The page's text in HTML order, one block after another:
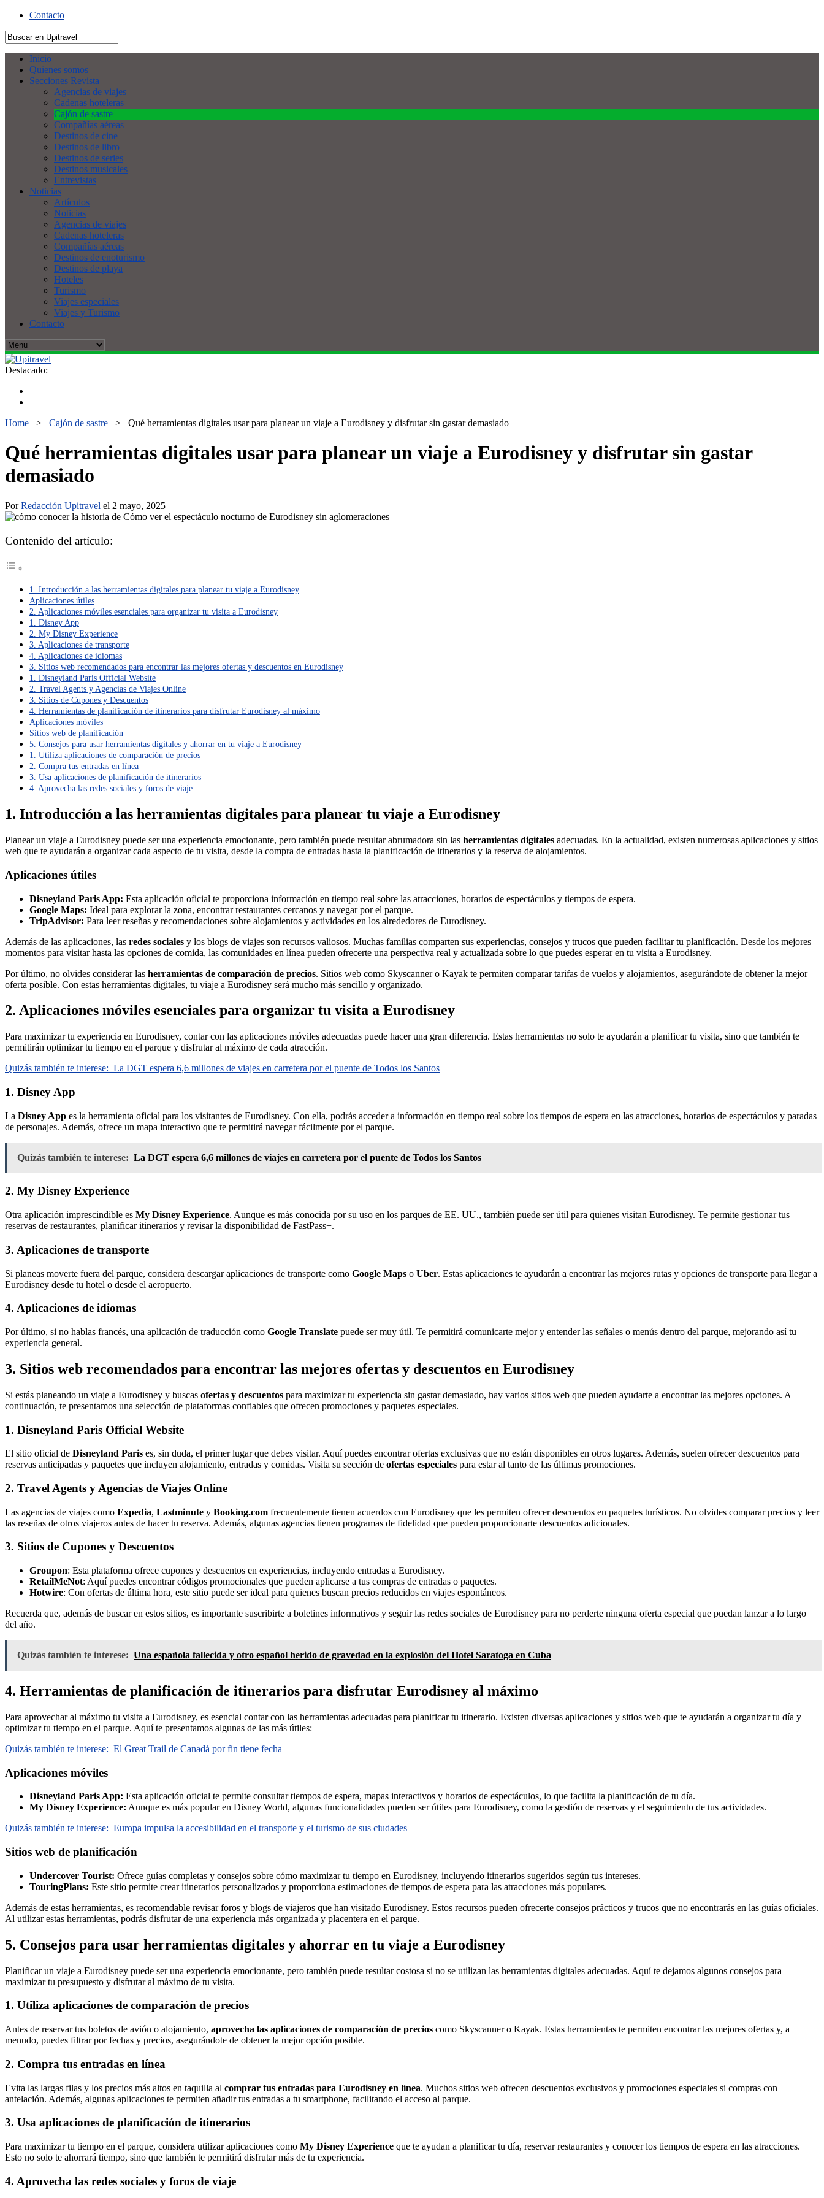
Contacto
Inicio
Quienes somos
Secciones Revista
Agencias de viajes
Cadenas hoteleras
Cajón de sastre
Compañías aéreas
Destinos de cine
Destinos de libro
Destinos de series
Destinos musicales
Entrevistas
Noticias
Artículos
Noticias
Agencias de viajes
Cadenas hoteleras
Compañías aéreas
Destinos de enoturismo
Destinos de playa
Hoteles
Turismo
Viajes especiales
Viajes y Turismo
Contacto
Destacado:
Home > Cajón de sastre > Qué herramientas digitales usar para planear un viaje a Eurodisney y disfrutar sin gastar demasiado
Qué herramientas digitales usar para planear un viaje a Eurodisney y disfrutar sin gastar
demasiado
PorRedacción Upitravel el 2 mayo, 2025
Contenido del artículo:
1. Introducción a las herramientas digitales para planear tu viaje a Eurodisney
Aplicaciones útiles
2. Aplicaciones móviles esenciales para organizar tu visita a Eurodisney
1. Disney App
2. My Disney Experience
3. Aplicaciones de transporte
4. Aplicaciones de idiomas
3. Sitios web recomendados para encontrar las mejores ofertas y descuentos en Eurodisney
1. Disneyland Paris Official Website
2. Travel Agents y Agencias de Viajes Online
3. Sitios de Cupones y Descuentos
4. Herramientas de planificación de itinerarios para disfrutar Eurodisney al máximo
Aplicaciones móviles
Sitios web de planificación
5. Consejos para usar herramientas digitales y ahorrar en tu viaje a Eurodisney
1. Utiliza aplicaciones de comparación de precios
2. Compra tus entradas en línea
3. Usa aplicaciones de planificación de itinerarios
4. Aprovecha las redes sociales y foros de viaje
1. Introducción a las herramientas digitales para planear tu viaje a Eurodisney
Planear un viaje a Eurodisney puede ser una experiencia emocionante, pero también puede resultar abrumadora sin las herramientas digitales adecuadas. En la actualidad, existen numerosas aplicaciones y sitios
web que te ayudarán a organizar cada aspecto de tu visita, desde la compra de entradas hasta la planificación de itinerarios y la reserva de alojamientos.
Aplicaciones útiles
Disneyland Paris App: Esta aplicación oficial te proporciona información en tiempo real sobre las atracciones, horarios de espectáculos y tiempos de espera.
Google Maps: Ideal para explorar la zona, encontrar restaurantes cercanos y navegar por el parque.
TripAdvisor: Para leer reseñas y recomendaciones sobre alojamientos y actividades en los alrededores de Eurodisney.
Además de las aplicaciones, las redes sociales y los blogs de viajes son recursos valiosos. Muchas familias comparten sus experiencias, consejos y trucos que pueden facilitar tu planificación. Desde los mejores
momentos para visitar hasta las opciones de comida, las comunidades en línea pueden ofrecerte una perspectiva real y actualizada sobre lo que puedes esperar en tu visita a Eurodisney.
Por último, no olvides considerar las herramientas de comparación de precios. Sitios web como Skyscanner o Kayak te permiten comparar tarifas de vuelos y alojamientos, asegurándote de obtener la mejor
oferta posible. Con estas herramientas digitales, tu viaje a Eurodisney será mucho más sencillo y organizado.
2. Aplicaciones móviles esenciales para organizar tu visita a Eurodisney
Para maximizar tu experiencia en Eurodisney, contar con las aplicaciones móviles adecuadas puede hacer una gran diferencia. Estas herramientas no solo te ayudarán a planificar tu visita, sino que también te
permitirán optimizar tu tiempo en el parque y disfrutar al máximo de cada atracción.
Quizás también te interese: La DGT espera 6,6 millones de viajes en carretera por el puente de Todos los Santos
1. Disney App
La Disney App es la herramienta oficial para los visitantes de Eurodisney. Con ella, podrás acceder a información en tiempo real sobre los tiempos de espera en las atracciones, horarios de espectáculos y paradas
de personajes. Además, ofrece un mapa interactivo que te permitirá navegar fácilmente por el parque.
Quizás también te interese: La DGT espera 6,6 millones de viajes en carretera por el puente de Todos los Santos
2. My Disney Experience
Otra aplicación imprescindible es My Disney Experience. Aunque es más conocida por su uso en los parques de EE. UU., también puede ser útil para quienes visitan Eurodisney. Te permite gestionar tus
reservas de restaurantes, planificar itinerarios y revisar la disponibilidad de FastPass+.
3. Aplicaciones de transporte
Si planeas moverte fuera del parque, considera descargar aplicaciones de transporte como Google Maps o Uber. Estas aplicaciones te ayudarán a encontrar las mejores rutas y opciones de transporte para llegar a
Eurodisney desde tu hotel o desde el aeropuerto.
4. Aplicaciones de idiomas
Por último, si no hablas francés, una aplicación de traducción como Google Translate puede ser muy útil. Te permitirá comunicarte mejor y entender las señales o menús dentro del parque, mejorando así tu
experiencia general.
3. Sitios web recomendados para encontrar las mejores ofertas y descuentos en Eurodisney
Si estás planeando un viaje a Eurodisney y buscas ofertas y descuentos para maximizar tu experiencia sin gastar demasiado, hay varios sitios web que pueden ayudarte a encontrar las mejores opciones. A
continuación, te presentamos una selección de plataformas confiables que ofrecen promociones y paquetes especiales.
1. Disneyland Paris Official Website
El sitio oficial de Disneyland Paris es, sin duda, el primer lugar que debes visitar. Aquí puedes encontrar ofertas exclusivas que no están disponibles en otros lugares. Además, suelen ofrecer descuentos para
reservas anticipadas y paquetes que incluyen alojamiento, entradas y comidas. Visita su sección de ofertas especiales para estar al tanto de las últimas promociones.
2. Travel Agents y Agencias de Viajes Online
Las agencias de viajes como Expedia, Lastminute y Booking.com frecuentemente tienen acuerdos con Eurodisney que les permiten ofrecer descuentos en paquetes turísticos. No olvides comparar precios y leer
las reseñas de otros viajeros antes de hacer tu reserva. Además, algunas agencias tienen programas de fidelidad que pueden proporcionarte descuentos adicionales.
3. Sitios de Cupones y Descuentos
Groupon: Esta plataforma ofrece cupones y descuentos en experiencias, incluyendo entradas a Eurodisney.
RetailMeNot: Aquí puedes encontrar códigos promocionales que pueden aplicarse a tus compras de entradas o paquetes.
Hotwire: Con ofertas de última hora, este sitio puede ser ideal para quienes buscan precios reducidos en viajes espontáneos.
Recuerda que, además de buscar en estos sitios, es importante suscribirte a boletines informativos y seguir las redes sociales de Eurodisney para no perderte ninguna oferta especial que puedan lanzar a lo largo
del año.
Quizás también te interese: Una española fallecida y otro español herido de gravedad en la explosión del Hotel Saratoga en Cuba
4. Herramientas de planificación de itinerarios para disfrutar Eurodisney al máximo
Para aprovechar al máximo tu visita a Eurodisney, es esencial contar con las herramientas adecuadas para planificar tu itinerario. Existen diversas aplicaciones y sitios web que te ayudarán a organizar tu día y
optimizar tu tiempo en el parque. Aquí te presentamos algunas de las más útiles:
Quizás también te interese: El Great Trail de Canadá por fin tiene fecha
Aplicaciones móviles
Disneyland Paris App: Esta aplicación oficial te permite consultar tiempos de espera, mapas interactivos y horarios de espectáculos, lo que facilita la planificación de tu día.
My Disney Experience: Aunque es más popular en Disney World, algunas funcionalidades pueden ser útiles para Eurodisney, como la gestión de reservas y el seguimiento de tus actividades.
Quizás también te interese: Europa impulsa la accesibilidad en el transporte y el turismo de sus ciudades
Sitios web de planificación
Undercover Tourist: Ofrece guías completas y consejos sobre cómo maximizar tu tiempo en Eurodisney, incluyendo itinerarios sugeridos según tus intereses.
TouringPlans: Este sitio permite crear itinerarios personalizados y proporciona estimaciones de tiempos de espera para las atracciones más populares.
Además de estas herramientas, es recomendable revisar foros y blogs de viajeros que han visitado Eurodisney. Estos recursos pueden ofrecerte consejos prácticos y trucos que no encontrarás en las guías oficiales.
Al utilizar estas herramientas, podrás disfrutar de una experiencia más organizada y placentera en el parque.
5. Consejos para usar herramientas digitales y ahorrar en tu viaje a Eurodisney
Planificar un viaje a Eurodisney puede ser una experiencia emocionante, pero también puede resultar costosa si no se utilizan las herramientas digitales adecuadas. Aquí te dejamos algunos consejos para
maximizar tu presupuesto y disfrutar al máximo de tu visita.
1. Utiliza aplicaciones de comparación de precios
Antes de reservar tus boletos de avión o alojamiento, aprovecha las aplicaciones de comparación de precios como Skyscanner o Kayak. Estas herramientas te permiten encontrar las mejores ofertas y, a
menudo, puedes filtrar por fechas y precios, asegurándote de obtener la mejor opción posible.
2. Compra tus entradas en línea
Evita las largas filas y los precios más altos en taquilla al comprar tus entradas para Eurodisney en línea. Muchos sitios web ofrecen descuentos exclusivos y promociones especiales si compras con
antelación. Además, algunas aplicaciones te permiten añadir tus entradas a tu smartphone, facilitando el acceso al parque.
3. Usa aplicaciones de planificación de itinerarios
Para maximizar tu tiempo en el parque, considera utilizar aplicaciones como My Disney Experience que te ayudan a planificar tu día, reservar restaurantes y conocer los tiempos de espera en las atracciones.
Esto no solo te ahorrará tiempo, sino que también te permitirá disfrutar más de tu experiencia.
4. Aprovecha las redes sociales y foros de viaje